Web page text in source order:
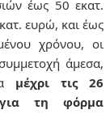
έως 50 εκατ.
ευρώ, και έως
χρόνου, οι
άμεσα,
μέχρι τις 26
τη φόρμα